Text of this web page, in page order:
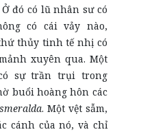
đó có lũ nhân sư có
có cái vảy nào,
thủy tinh tế nhị có
xuyên qua. Một
sự trần trụi trong
buổi hoàng hôn các
. Một vệt sẫm,
cánh của nó, và chỉ